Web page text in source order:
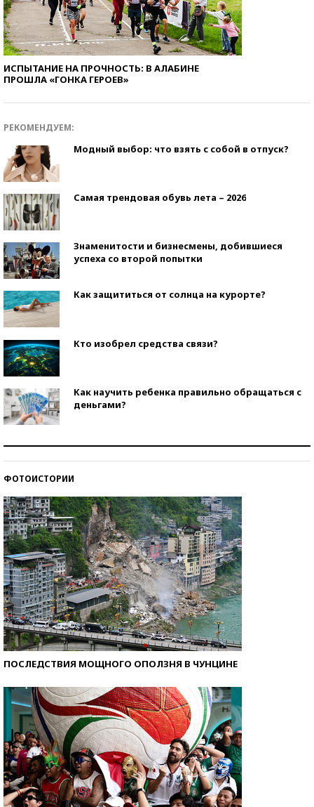
ИСПЫТАНИЕ НА ПРОЧНОСТЬ: В АЛАБИНЕ
ПРОШЛА «ГОНКА ГЕРОЕВ»
РЕКОМЕНДУЕМ:
Модный выбор: что взять с собой в отпуск?
Самая трендовая обувь лета – 2026
Знаменитости и бизнесмены, добившиеся
успеха со второй попытки
Как защититься от солнца на курорте?
Кто изобрел средства связи?
Как научить ребенка правильно обращаться с
деньгами?
ФОТОИСТОРИИ
ПОСЛЕДСТВИЯ МОЩНОГО ОПОЛЗНЯ В ЧУНЦИНЕ